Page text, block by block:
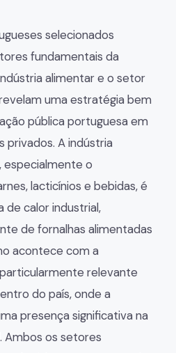
selecionados
fundamentais da
alimentar e o setor
uma estratégia bem
pública portuguesa em
privados. A indústria
especialmente o
lacticínios e bebidas, é
de calor industrial,
de fornalhas alimentadas
acontece com a
relevante
do país, onde a
presença significativa na
Ambos os setores